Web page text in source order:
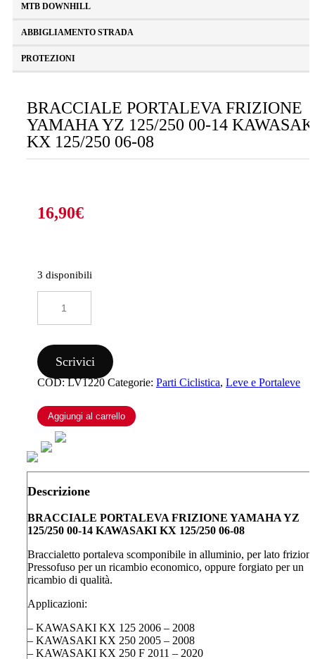
MTB DOWNHILL
ABBIGLIAMENTO STRADA
PROTEZIONI
BRACCIALE PORTALEVA FRIZIONE
YAMAHA YZ 125/250 00-14
KX 125/250 06-08
16,90€
3 disponibili
PORTALEVA
FRIZIONE
YZ
125/250
00-
14
KX
125/250
08
quantità
Scrivici
COD:LV1220 Categorie: Parti Ciclistica, Leve e Portaleve
Aggiungi al carrello
Descrizione
BRACCIALE PORTALEVA FRIZIONE YAMAHA YZ
125/250 00-14 KAWASAKI KX 125/250 06-08
Braccialetto portaleva scomponibile in alluminio, per lato
Pressofuso per un ricambio economico, oppure forgiato per un
ricambio di qualità.
Applicazioni:
– KAWASAKI KX 125 2006 – 2008
– KAWASAKI KX 250 2005 – 2008
– KAWASAKI KX 250 F 2011 – 2020